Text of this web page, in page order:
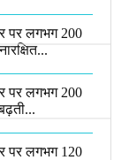
पर लगभग 200
पर लगभग 200
पर लगभग 120